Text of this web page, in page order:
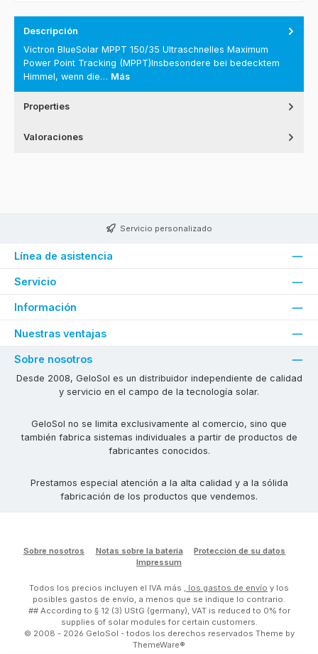
Descripción
Victron BlueSolar MPPT 150/35 Ultraschnelles Maximum
Power Point Tracking (MPPT)Insbesondere bei bedecktem
Himmel, wenn die… Más
Properties
Valoraciones
Servicio personalizado
Línea de asistencia
Servicio
Información
Nuestras ventajas
Sobre nosotros
Desde 2008, GeloSol es un distribuidor independiente de calidad
y servicio en el campo de la tecnología solar.
GeloSol no se limita exclusivamente al comercio, sino que
también fabrica sistemas individuales a partir de productos de
fabricantes conocidos.
Prestamos especial atención a la alta calidad y a la sólida
fabricación de los productos que vendemos.
Sobre nosotros Notas sobre la batería
Protección de su datos
Impressum
Todos los precios incluyen el IVA más , los gastos de envío y los
posibles gastos de envío, a menos que se indique lo contrario.
## According to § 12 (3) UStG (germany), VAT is reduced to 0% for
supplies of solar modules for certain customers.
© 2008 - 2026 GeloSol - todos los derechos reservados Theme by
ThemeWare®